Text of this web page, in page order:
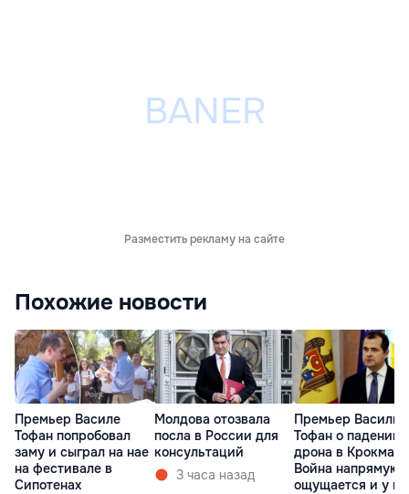
Разместить рекламу на сайте
Похожие новости
Премьер Василе
Тофан попробовал
заму и сыграл на нае
на фестивале в
Сипотенах
Молдова отозвала
посла в России для
консультаций
3 часа назад
Премьер Василий
Тофан о падении
дрона в
Война напрямую
ощущается и у